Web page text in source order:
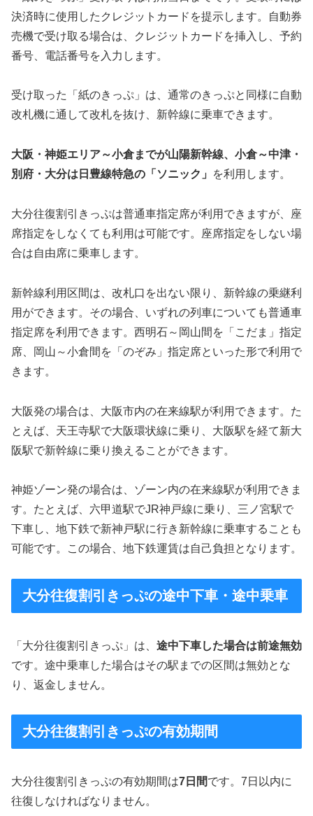
決済時に使用したクレジットカードを提示します。自動券
売機で受け取る場合は、クレジットカードを挿入し、予約
番号、電話番号を入力します。
受け取った「紙のきっぷ」は、通常のきっぷと同様に自動
改札機に通して改札を抜け、新幹線に乗車できます。
大阪・神姫エリア～小倉までが山陽新幹線、小倉～中津・
別府・大分は日豊線特急の「ソニック」
を利用します。
大分往復割引きっぷは普通車指定席が利用できますが、座
席指定をしなくても利用は可能です。座席指定をしない場
合は自由席に乗車します。
新幹線利用区間は、改札口を出ない限り、新幹線の乗継利
用ができます。その場合、いずれの列車についても普通車
指定席を利用できます。西明石～岡山間を「こだま」指定
席、岡山～小倉間を「のぞみ」指定席といった形で利用で
きます。
大阪発の場合は、大阪市内の在来線駅が利用できます。た
とえば、天王寺駅で大阪環状線に乗り、大阪駅を経て新大
阪駅で新幹線に乗り換えることができます。
神姫ゾーン発の場合は、ゾーン内の在来線駅が利用できま
す。たとえば、六甲道駅でJR神戸線に乗り、三ノ宮駅で
下車し、地下鉄で新神戸駅に行き新幹線に乗車することも
可能です。この場合、地下鉄運賃は自己負担となります。
大分往復割引きっぷの途中下車・途中乗車
「大分往復割引きっぷ」は、 途中下車した場合は前途無効
です。途中乗車した場合はその駅までの区間は無効とな
り、返金しません。
大分往復割引きっぷの有効期間
大分往復割引きっぷの有効期間は7日間です。7日以内に
往復しなければなりません。